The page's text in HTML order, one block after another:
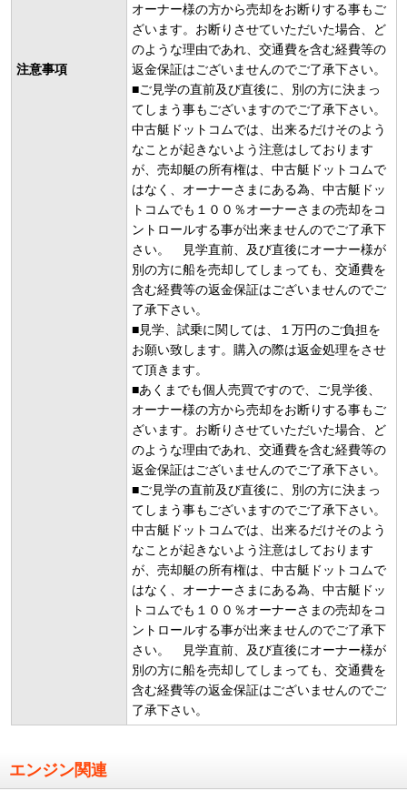
注意事項
オーナー様の方から売却をお断りする事もご
ざいます。お断りさせていただいた場合、ど
のような理由であれ、交通費を含む経費等の
返金保証はございませんのでご了承下さい。
■ご見学の直前及び直後に、別の方に決まっ
てしまう事もございますのでご了承下さい。
中古艇ドットコムでは、出来るだけそのよう
なことが起きないよう注意はしております
が、売却艇の所有権は、中古艇ドットコムで
はなく、オーナーさまにある為、中古艇ドッ
トコムでも１００％オーナーさまの売却をコ
ントロールする事が出来ませんのでご了承下
さい。 見学直前、及び直後にオーナー様が
別の方に船を売却してしまっても、交通費を
含む経費等の返金保証はございませんのでご
了承下さい。
■見学、試乗に関しては、１万円のご負担を
お願い致します。購入の際は返金処理をさせ
て頂きます。
■あくまでも個人売買ですので、ご見学後、
オーナー様の方から売却をお断りする事もご
ざいます。お断りさせていただいた場合、ど
のような理由であれ、交通費を含む経費等の
返金保証はございませんのでご了承下さい。
■ご見学の直前及び直後に、別の方に決まっ
てしまう事もございますのでご了承下さい。
中古艇ドットコムでは、出来るだけそのよう
なことが起きないよう注意はしております
が、売却艇の所有権は、中古艇ドットコムで
はなく、オーナーさまにある為、中古艇ドッ
トコムでも１００％オーナーさまの売却をコ
ントロールする事が出来ませんのでご了承下
さい。 見学直前、及び直後にオーナー様が
別の方に船を売却してしまっても、交通費を
含む経費等の返金保証はございませんのでご
了承下さい。
エンジン関連